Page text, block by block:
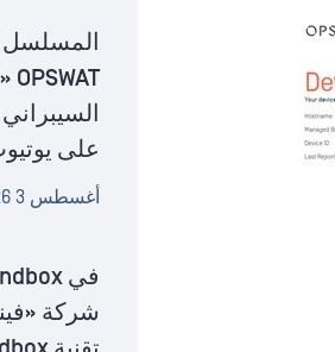
على يوتيوب
أغسطس 3 2026